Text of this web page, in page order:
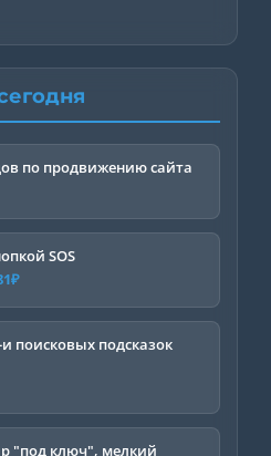
по продвижению сайта
SOS
₽Текущая
цена:
поисковых подсказок
"под ключ", мелкий